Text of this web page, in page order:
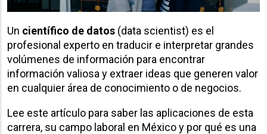
Un científico de datos (data scientist) es el
profesional experto en traducir e interpretar grandes
volúmenes de información para encontrar
información valiosa y extraer ideas que generen valor
en cualquier área de conocimiento o de negocios.
Lee este artículo para saber las aplicaciones de esta
carrera, su campo laboral en México y por qué es una